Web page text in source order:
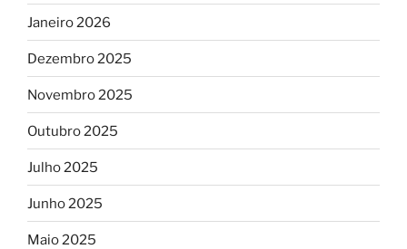
Janeiro 2026
Dezembro 2025
Novembro 2025
Outubro 2025
Julho 2025
Junho 2025
Maio 2025